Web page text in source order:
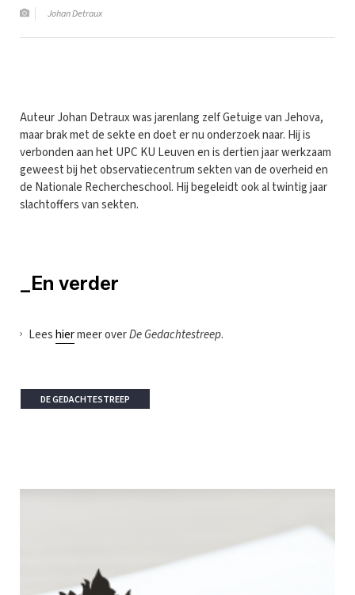
Johan Detraux
Auteur Johan Detraux was jarenlang zelf Getuige van Jehova,
maar brak met de sekte en doet er nu onderzoek naar. Hij is
verbonden aan het UPC KU Leuven en is dertien jaar werkzaam
geweest bij het observatiecentrum sekten van de overheid en
de Nationale Rechercheschool. Hij begeleidt ook al twintig jaar
slachtoffers van sekten.
_En verder
Leeshiermeer overDe Gedachtestreep.
DE GEDACHTESTREEP